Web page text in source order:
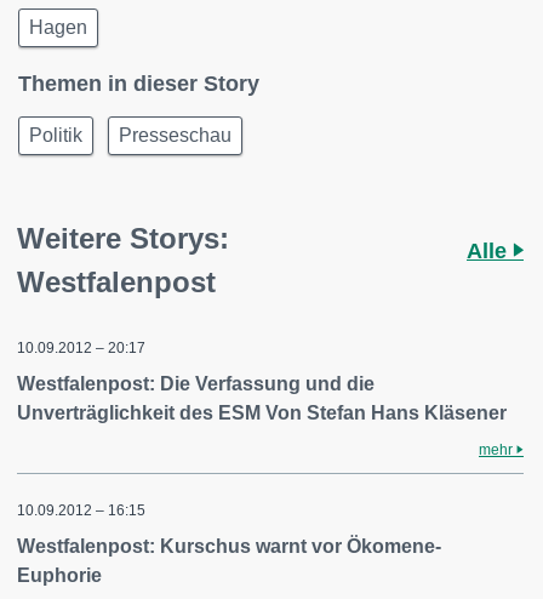
Hagen
Themen in dieser Story
Politik Presseschau
Weitere Storys:
Westfalenpost
Alle
10.09.2012 – 20:17
Westfalenpost: Die Verfassung und die
Unverträglichkeit des ESM Von Stefan Hans Kläsener
mehr
10.09.2012 – 16:15
Westfalenpost: Kurschus warnt vor Ökomene-
Euphorie